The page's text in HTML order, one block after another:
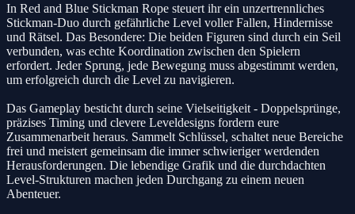
In Red and Blue Stickman Rope steuert ihr ein unzertrennliches
Stickman-Duo durch gefährliche Level voller Fallen, Hindernisse
und Rätsel. Das Besondere: Die beiden Figuren sind durch ein Seil
verbunden, was echte Koordination zwischen den Spielern
erfordert. Jeder Sprung, jede Bewegung muss abgestimmt werden,
um erfolgreich durch die Level zu navigieren.
Das Gameplay besticht durch seine Vielseitigkeit - Doppelsprünge,
präzises Timing und clevere Leveldesigns fordern eure
Zusammenarbeit heraus. Sammelt Schlüssel, schaltet neue Bereiche
frei und meistert gemeinsam die immer schwieriger werdenden
Herausforderungen. Die lebendige Grafik und die durchdachten
Level-Strukturen machen jeden Durchgang zu einem neuen
Abenteuer.